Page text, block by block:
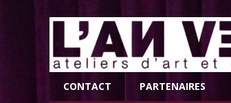
CONTACT PARTENAIRES